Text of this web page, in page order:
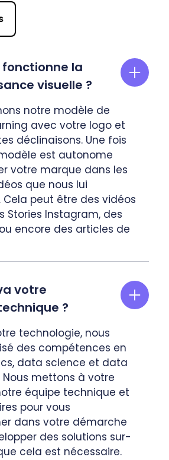
la
visuelle ?
notre modèle de
avec votre logo et
déclinaisons. Une fois
est autonome
votre marque dans les
que nous lui
peut être des vidéos
Stories Instagram, des
encore des articles de
votre
?
technologie, nous
des compétences en
data science et data
Nous mettons à votre
équipe technique et
pour vous
dans votre démarche
des solutions sur-
cela est nécessaire.